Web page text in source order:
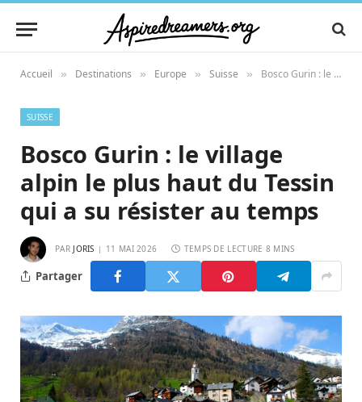
Accueil » Destinations » Europe » Suisse » Bosco Gurin : le village alpin le plus haut du Tessin qui a su résister au temps
SUISSE
Bosco Gurin : le village
alpin le plus haut du Tessin
qui a su résister au temps
PAR JORIS 11 MAI 2026 TEMPS DE LECTURE 8 MINS
Partager